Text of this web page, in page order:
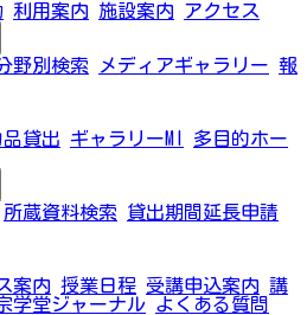
利用案内 施設案内 アクセス
野別検索 メディアギャラリー 報
品貸出 ギャラリーMI
多目的ホー
所蔵資料検索
貸出期間延長申請
案内 授業日程 受講申込案内 講
学堂ジャーナル よくある質問